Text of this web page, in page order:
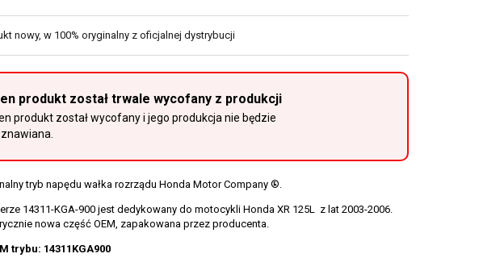
nowy, w 100% oryginalny z oficjalnej dystrybucji
produkt został trwale wycofany z produkcji
produkt został wycofany i jego produkcja nie będzie
tryb napędu wałka rozrządu Honda Motor Company ®.
14311-KGA-900 jest dedykowany do motocykli Honda XR 125L z lat 2003-2006.
nowa część OEM, zapakowana przez producenta.
trybu: 14311KGA900